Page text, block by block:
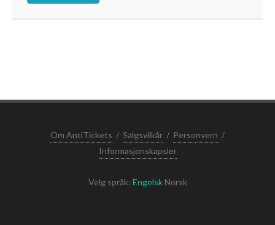
Om AntiTickets / Salgsvilkår / Personvern /
Informasjonskapsler
Velg språk: Engelsk Norsk